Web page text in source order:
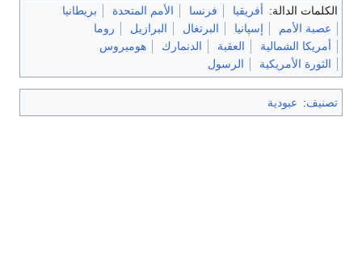
الكلمات الدالة: أفريقيا فرنسا الأمم المتحدة
بريطانيا
عصبة الأمم
إسپانيا البرتغال البرازيل
روما
أمريكا الشمالية
العقبة الدنمارك
هوميروس
الثورة الأمريكية
الرسول
تصنيف: عبودية